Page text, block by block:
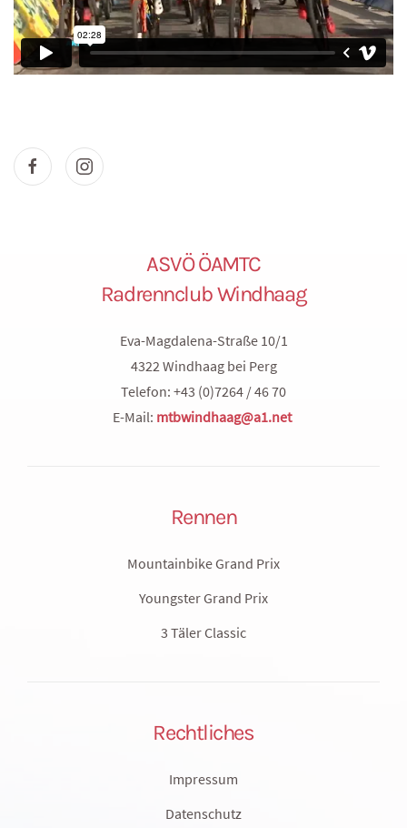
ASVÖ ÖAMTC
Radrennclub Windhaag
Eva-Magdalena-Straße 10/1
4322 Windhaag bei Perg
Telefon: +43 (0)7264 / 46 70
E-Mail: mtbwindhaag@a1.net
Rennen
Mountainbike Grand Prix
Youngster Grand Prix
3 Täler Classic
Rechtliches
Impressum
Datenschutz